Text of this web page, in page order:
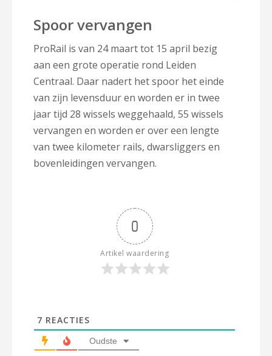
Spoor vervangen
ProRail is van 24 maart tot 15 april bezig
aan een grote operatie rond Leiden
Centraal. Daar nadert het spoor het einde
van zijn levensduur en worden er in twee
jaar tijd 28 wissels weggehaald, 55 wissels
vervangen en worden er over een lengte
van twee kilometer rails, dwarsliggers en
bovenleidingen vervangen.
0
Artikel waardering
7 REACTIES
Oudste